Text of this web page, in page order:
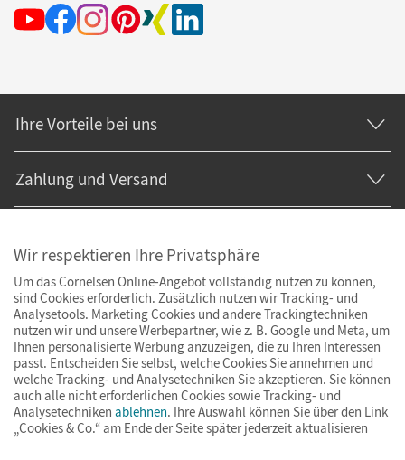
Ihre Vorteile bei uns
Zahlung und Versand
ImpressumAGBDatenschutzBarrierefreiheitCookies & Co.
Wir respektieren Ihre Privatsphäre
Um das Cornelsen Online-Angebot vollständig nutzen zu können,
sind Cookies erforderlich. Zusätzlich nutzen wir Tracking- und
Analysetools. Marketing Cookies und andere Trackingtechniken
nutzen wir und unsere Werbepartner, wie z. B. Google und Meta, um
Ihnen personalisierte Werbung anzuzeigen, die zu Ihren Interessen
passt. Entscheiden Sie selbst, welche Cookies Sie annehmen und
welche Tracking- und Analysetechniken Sie akzeptieren. Sie können
auch alle nicht erforderlichen Cookies sowie Tracking- und
Analysetechniken ablehnen. Ihre Auswahl können Sie über den Link
„Cookies & Co.“ am Ende der Seite später jederzeit aktualisieren